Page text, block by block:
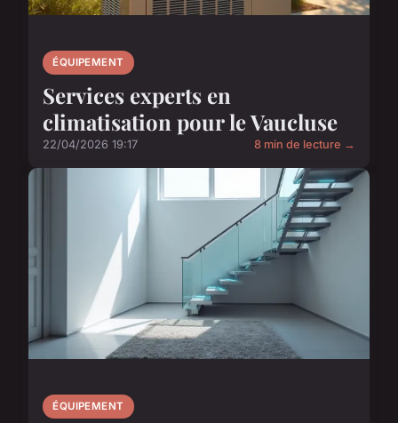
ÉQUIPEMENT
Services experts en
climatisation pour le Vaucluse
22/04/2026 19:17 8 min de lecture →
ÉQUIPEMENT